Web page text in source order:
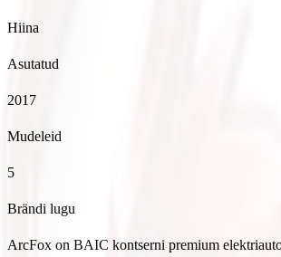
Hiina
Asutatud
2017
Mudeleid
5
Brändi lugu
ArcFox on BAIC kontserni premium